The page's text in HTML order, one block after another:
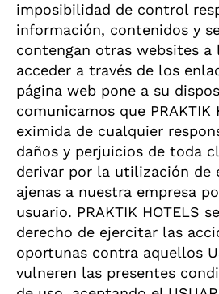
imposibilidad de control
información, contenidos y
contengan otras websites a
acceder a través de los
página web pone a su
comunicamos que PRAKTIK
eximida de cualquier
daños y perjuicios de toda
derivar por la utilización de
ajenas a nuestra empresa
usuario. PRAKTIK HOTELS
derecho de ejercitar las
oportunas contra aquellos
vulneren las presentes